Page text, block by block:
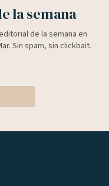
la semana
de la semana en
Sin spam, sin clickbait.